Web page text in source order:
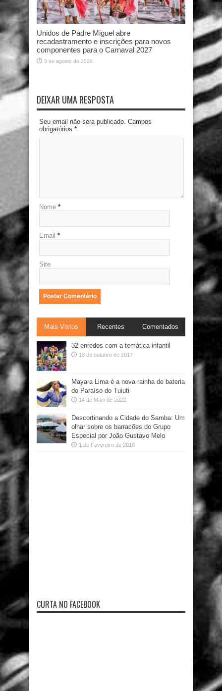
Unidos de Padre Miguel abre
recadastramento e inscrições para novos
componentes para o Carnaval 2027
3 de agosto de 2026
DEIXAR UMA RESPOSTA
Seu email não sera publicado. Campos
obrigatórios *
Nome *
Email *
Site
Mais Vistos Recentes Comentados
32 enredos com a temática infantil
13 de outubro de 2017
Mayara Lima é a nova rainha de bateria
do Paraíso do Tuiuti
14 de Maio de 2022
Descortinando a Cidade do Samba: Um
olhar sobre os barracões do Grupo
Especial por João Gustavo Melo
1 de Fevereiro de 2018
CURTA NO FACEBOOK